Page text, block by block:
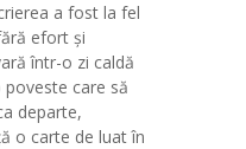
a fost la fel
efort și
într-o zi caldă
care să
departe,
o carte de luat în